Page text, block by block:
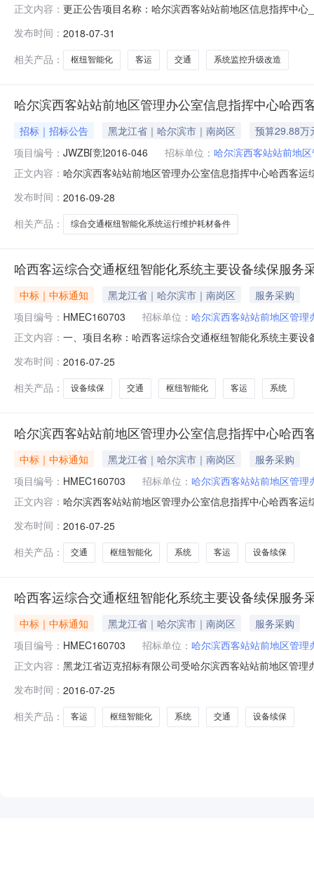
正文内容： 更正公告项目名称：哈尔滨西客站站前地区信息指挥中
政府采购网，点击“网上报名”，选定拟参与项目“进入”
购网报名
发布时间： 2018-07-31
相关产品：
枢纽智能化 客运 交通 系统监控升级改造
哈尔滨西客站站前地区管理办公室信息指挥中心哈
招标｜招标公告 黑龙江省｜哈尔滨市｜南岗区
预算29.88万
项目编号： JWZB[竞]2016-046 招标单位： 哈尔滨西客站站前地
正文内容： 哈尔滨西客站站前地区管理办公室信息指挥中心哈西客
时间2016年09月28日13:08获取谈判文件的地点哈尔滨
发布时间： 2016-09-28
相关产品：
综合交通枢纽智能化系统运行维护耗材备件
哈西客运综合交通枢纽智能化系统主要设备续保服务
中标｜中标通知 黑龙江省｜哈尔滨市｜南岗区
服务采购
项目编号： HMEC160703 招标单位： 哈尔滨西客站站前地区管理
正文内容： 一、项目名称：哈西客运综合交通枢纽智能化系统主要
南岗集中区嵩山路33号喜镇大厦23层D座中标金额：
迈克招标有限公
发布时间： 2016-07-25
相关产品：
设备续保 交通 枢纽智能化 客运 系统
哈尔滨西客站站前地区管理办公室信息指挥中心哈
中标｜中标通知 黑龙江省｜哈尔滨市｜南岗区
服务采购
项目编号： HMEC160703 招标单位： 哈尔滨西客站站前地区管理
正文内容： 哈尔滨西客站站前地区管理办公室信息指挥中心哈西客
年07月05日中标日期2016年07月25日评审专家名单祝
0451-8283
发布时间： 2016-07-25
相关产品：
交通 枢纽智能化 系统 客运 设备续保
哈西客运综合交通枢纽智能化系统主要设备续保服务
中标｜中标通知 黑龙江省｜哈尔滨市｜南岗区
服务采购
项目编号： HMEC160703 招标单位： 哈尔滨西客站站前地区管理
正文内容： 黑龙江省迈克招标有限公司受哈尔滨西客站站前地区管
系人：郑琦联系方式：0451-82837683二、采购单位信
付凯0451-51933601三、
发布时间： 2016-07-25
相关产品：
客运 枢纽智能化 系统 交通 设备续保